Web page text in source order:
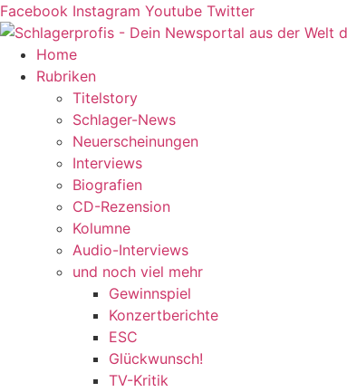
Zum
Inhalt
springen
Facebook Instagram Youtube Twitter
Home
Rubriken
Titelstory
Schlager-News
Neuerscheinungen
Interviews
Biografien
CD-Rezension
Kolumne
Audio-Interviews
und noch viel mehr
Gewinnspiel
Konzertberichte
ESC
Glückwunsch!
TV-Kritik